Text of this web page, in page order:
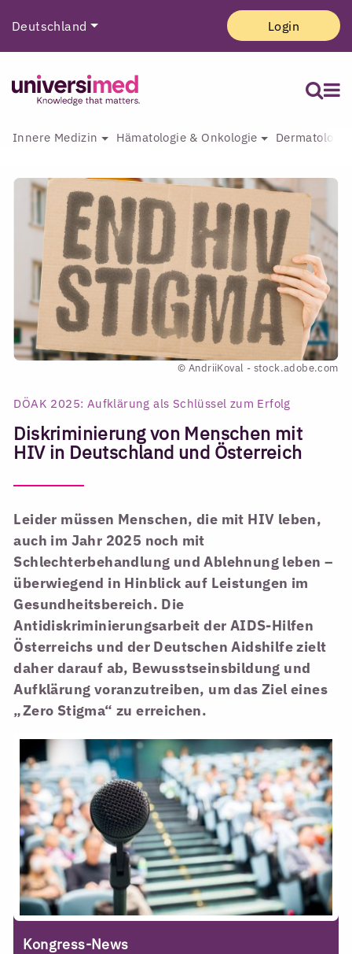
Deutschland Login
Innere Medizin Hämatologie & Onkologie
© AndriiKoval - stock.adobe.com
DÖAK 2025: Aufklärung als Schlüssel zum Erfolg
Diskriminierung von Menschen mit
HIV in Deutschland und Österreich
Leider müssen Menschen, die mit HIV leben,
auch im Jahr 2025 noch mit
Schlechterbehandlung und Ablehnung leben –
überwiegend in Hinblick auf Leistungen im
Gesundheitsbereich. Die
Antidiskriminierungsarbeit der AIDS-Hilfen
Österreichs und der Deutschen Aidshilfe zielt
daher darauf ab, Bewusstseinsbildung und
Aufklärung voranzutreiben, um das Ziel eines
„Zero Stigma“ zu erreichen.
Kongress-News